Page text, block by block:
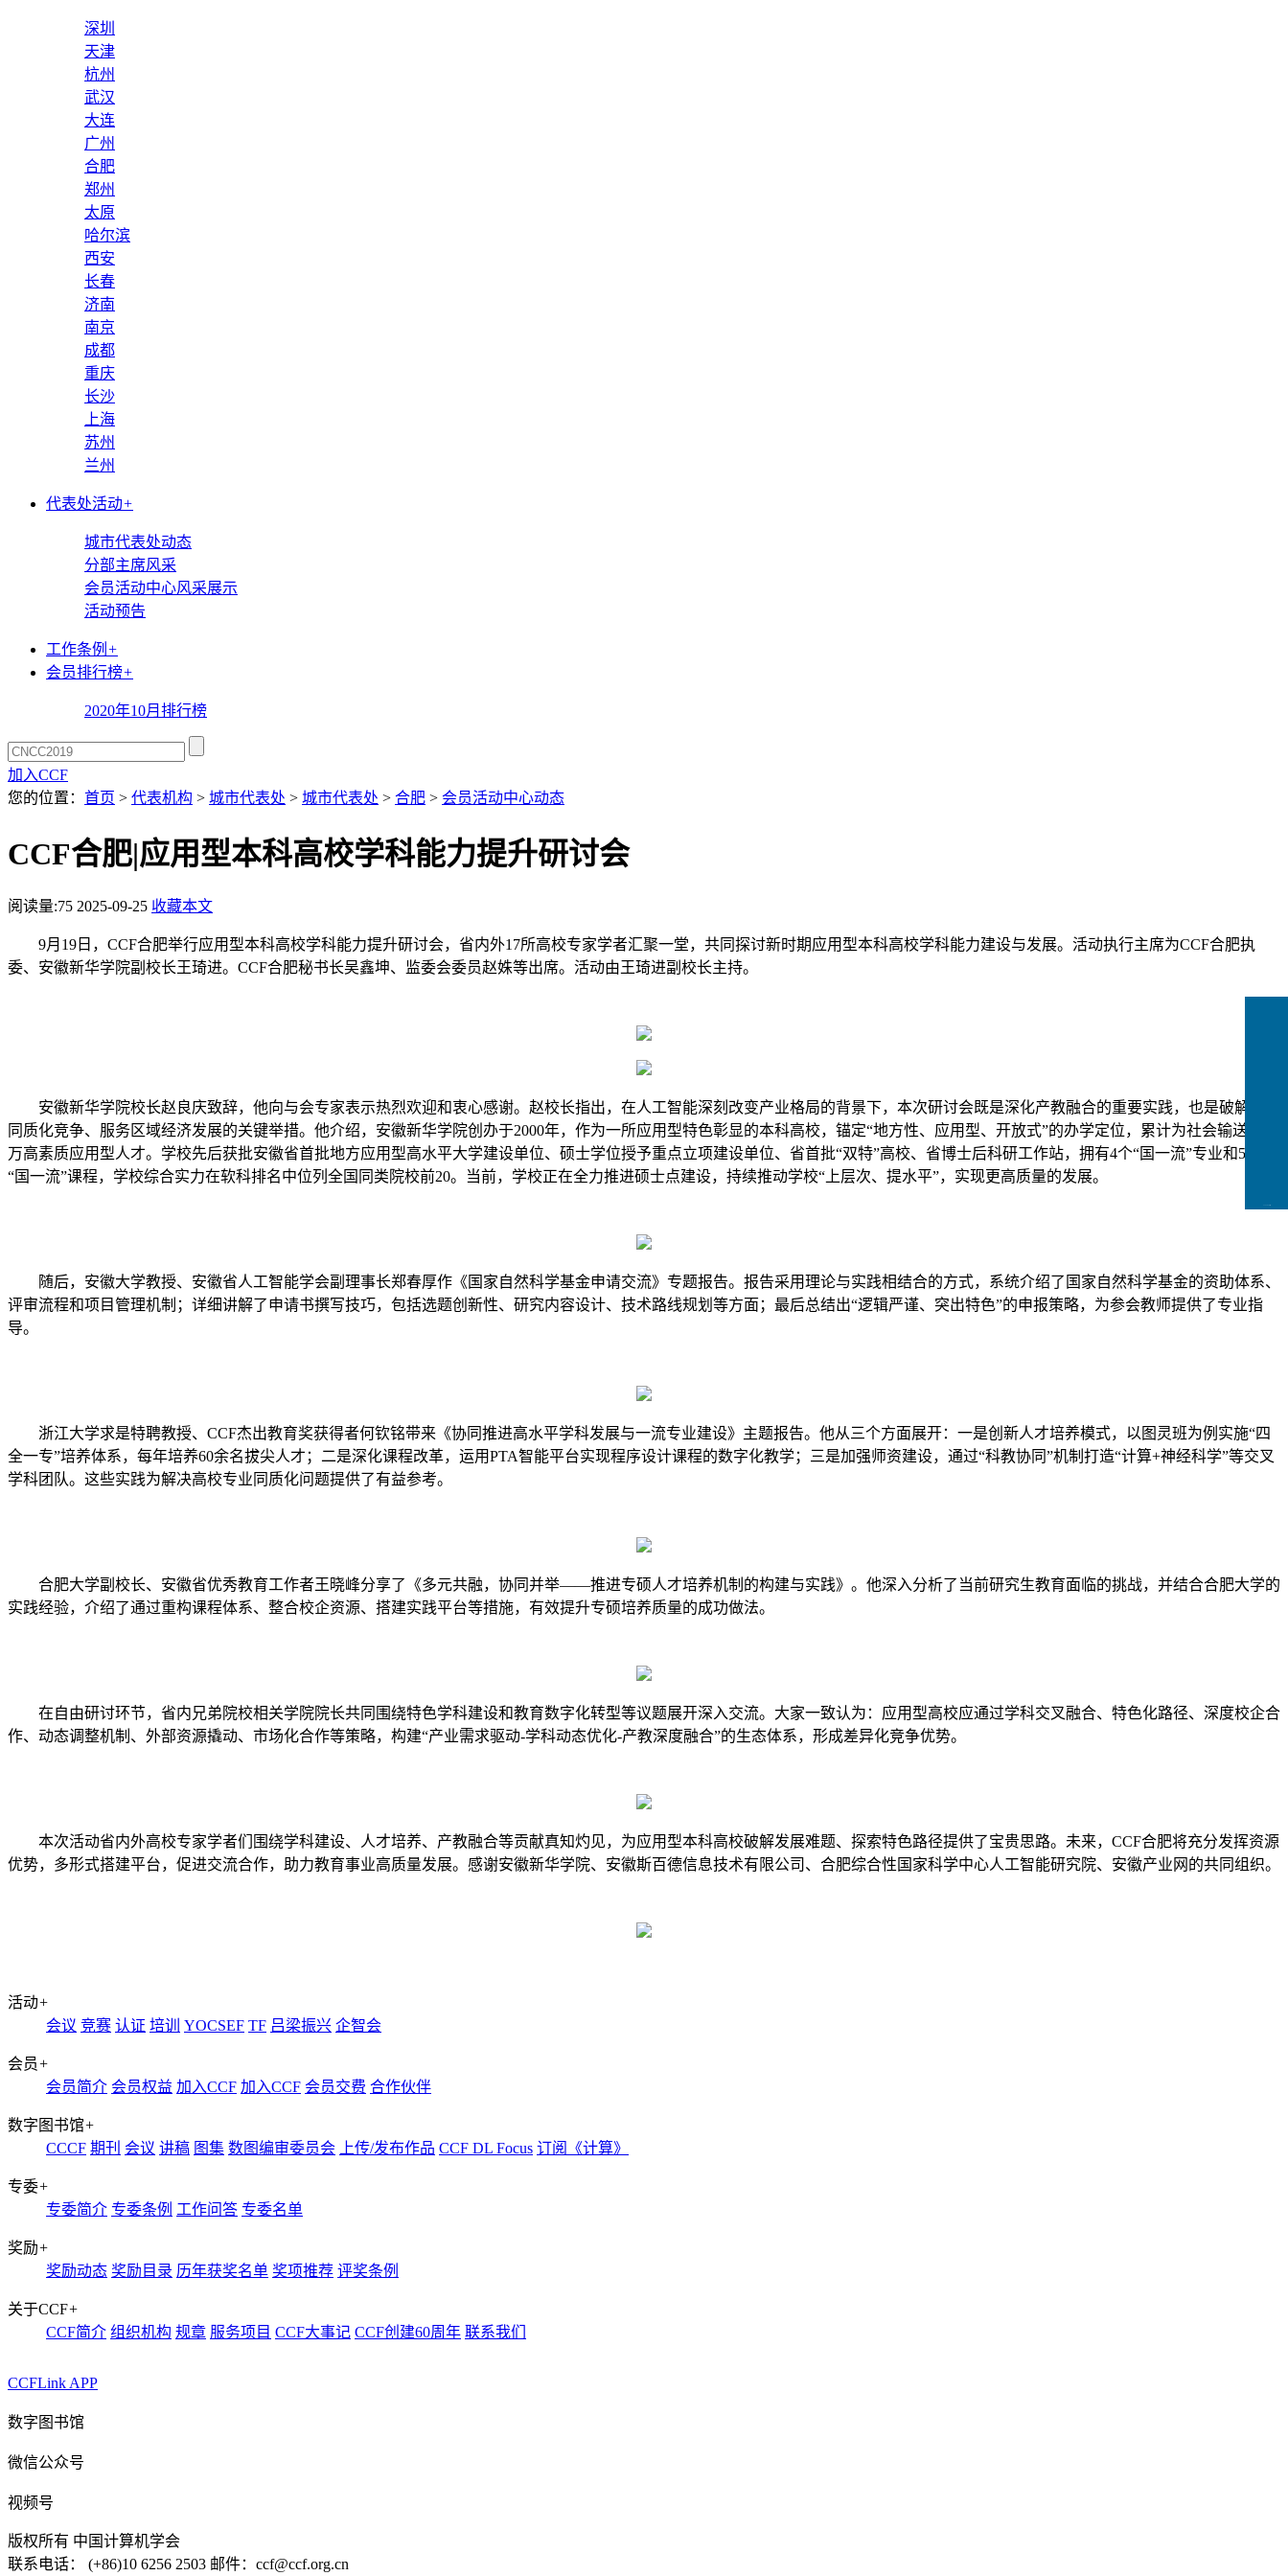
深圳
天津
杭州
武汉
大连
广州
合肥
郑州
太原
哈尔滨
西安
长春
济南
南京
成都
重庆
长沙
上海
苏州
兰州
代表处活动+
城市代表处动态
分部主席风采
会员活动中心风采展示
活动预告
工作条例 +
会员排行榜+
2020年10月排行榜
加入CCF
您的位置： 首页 > 代表机构 > 城市代表处 > 城市代表处 > 合肥 > 会员活动中心动态
CCF合肥|应用型本科高校学科能力提升研讨会
阅读量:75 2025-09-25 收藏本文
9月19日，CCF合肥举行应用型本科高校学科能力提升研讨会，省内外17所高校专家学者汇聚一堂，共同探讨新时期应用型本科高校学科能力建设与发展。活动执行主席为CCF合肥执
委、安徽新华学院副校长王琦进。CCF合肥秘书长吴鑫坤、监委会委员赵姝等出席。活动由王琦进副校长主持。
安徽新华学院校长赵良庆致辞，他向与会专家表示热烈欢迎和衷心感谢。赵校长指出，在人工智能深刻改变产业格局的背景下，本次研讨会既是深化产教融合的重要实践，也是破解高校
同质化竞争、服务区域经济发展的关键举措。他介绍，安徽新华学院创办于2000年，作为一所应用型特色彰显的本科高校，锚定“地方性、应用型、开放式”的办学定位，累计为社会输送10余
万高素质应用型人才。学校先后获批安徽省首批地方应用型高水平大学建设单位、硕士学位授予重点立项建设单位、省首批“双特”高校、省博士后科研工作站，拥有4个“国一流”专业和5门
“国一流”课程，学校综合实力在软科排名中位列全国同类院校前20。当前，学校正在全力推进硕士点建设，持续推动学校“上层次、提水平”，实现更高质量的发展。
随后，安徽大学教授、安徽省人工智能学会副理事长郑春厚作《国家自然科学基金申请交流》专题报告。报告采用理论与实践相结合的方式，系统介绍了国家自然科学基金的资助体系、
评审流程和项目管理机制；详细讲解了申请书撰写技巧，包括选题创新性、研究内容设计、技术路线规划等方面；最后总结出“逻辑严谨、突出特色”的申报策略，为参会教师提供了专业指
导。
浙江大学求是特聘教授、 CCF杰出教育奖获得者何钦铭带来《协同推进高水平学科发展与一流专业建设》主题报告。他从三个方面展开：一是创新人才培养模式，以图灵班为例实施“四
全一专”培养体系，每年培养60余名拔尖人才；二是深化课程改革，运用PTA智能平台实现程序设计课程的数字化教学；三是加强师资建设，通过“科教协同”机制打造“计算+神经科学”等交叉
学科团队。这些实践为解决高校专业同质化问题提供了有益参考。
合肥大学副校长、安徽省优秀教育工作者王晓峰分享了《多元共融，协同并举——推进专硕人才培养机制的构建与实践》。他深入分析了当前研究生教育面临的挑战，并结合合肥大学的
实践经验，介绍了通过重构课程体系、整合校企资源、搭建实践平台等措施，有效提升专硕培养质量的成功做法。
在自由研讨环节，省内兄弟院校相关学院院长共同围绕特色学科建设和教育数字化转型等议题展开深入交流。大家一致认为：应用型高校应通过学科交叉融合、特色化路径、深度校企合
作、动态调整机制、外部资源撬动、市场化合作等策略，构建“产业需求驱动-学科动态优化-产教深度融合”的生态体系，形成差异化竞争优势。
本次活动省内外高校专家学者们围绕学科建设、人才培养、产教融合等贡献真知灼见，为应用型本科高校破解发展难题、探索特色路径提供了宝贵思路。未来， CCF合肥将充分发挥资源
优势，多形式搭建平台，促进交流合作，助力教育事业高质量发展。感谢安徽新华学院、安徽斯百德信息技术有限公司、合肥综合性国家科学中心人工智能研究院、安徽产业网的共同组织。
活动+
会议 竞赛 认证 培训 YOCSEF TF 吕梁振兴 企智会
会员+
会员简介 会员权益 加入CCF 加入CCF 会员交费 合作伙伴
数字图书馆+
CCCF 期刊 会议 讲稿 图集 数图编审委员会 上传/发布作品 CCF DL Focus 订阅《计算》
专委+
专委简介 专委条例 工作问答 专委名单
奖励+
奖励动态 奖励目录 历年获奖名单 奖项推荐 评奖条例
关于CCF+
CCF简介 组织机构 规章 服务项目 CCF大事记 CCF创建60周年 联系我们
CCFLink APP
数字图书馆
微信公众号
视频号
版权所有 中国计算机学会
联系电话： (+86)10 6256 2503 邮件：ccf@ccf.org.cn